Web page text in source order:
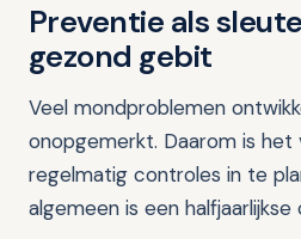
Preventie als
gezond gebit
Veel mondproblemen
onopgemerkt. Daarom is
regelmatig controles in te
algemeen is een